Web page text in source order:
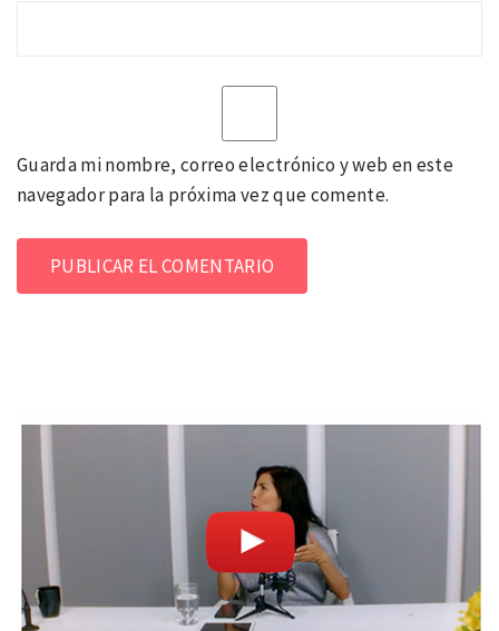
Guarda mi nombre, correo electrónico y web en este
navegador para la próxima vez que comente.